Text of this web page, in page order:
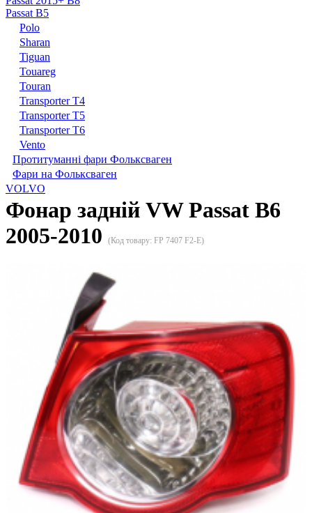
Passat B5
Polo
Sharan
Tiguan
Touareg
Touran
Transporter T4
Transporter T5
Transporter T6
Vento
Протитуманні фари Фольксваген
Фари на Фольксваген
VOLVO
Фонар задній VW Passat B6
2005-2010
(Код товару: FP 7407 F2-E)